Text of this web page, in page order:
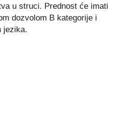
u struci. Prednost će imati
dozvolom B kategorije i
jezika.